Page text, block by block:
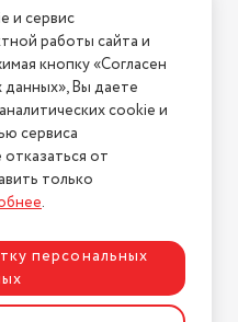
Напишите нам
У нас есть всё!
ASTDESIGN
и сервис
работы сайта и
кнопку «Согласен
Вы даете
cookie и
сервиса
от
только
.
персональных